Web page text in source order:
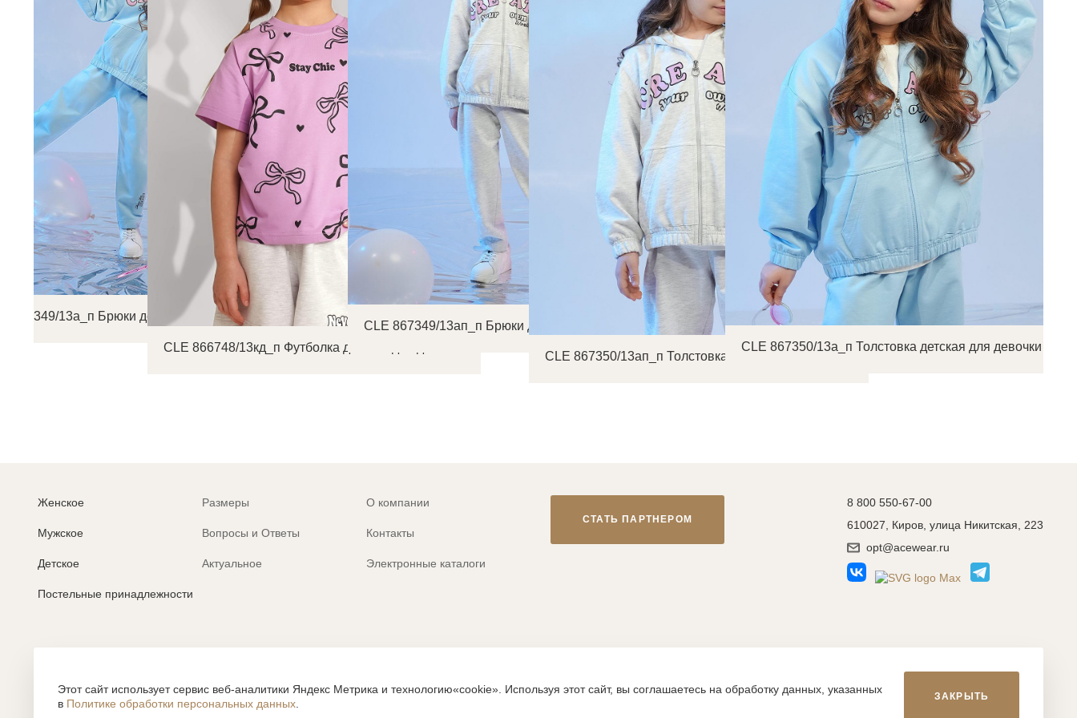
867349/13а_п Брюки детские для девочки
CLE 866748/13кд_п Футболка детская для девочки
CLE 867349/13ап_п Брюки детские для девочки
CLE 867350/13ап_п Толстовка детская для девочки
CLE 867350/13а_п Толстовка детская для девочки
Женское
Мужское
Детское
Постельные принадлежности
Размеры
Вопросы и Ответы
Актуальное
О компании
Контакты
Электронные каталоги
СТАТЬ ПАРТНЕРОМ
8 800 550-67-00
610027, Киров, улица Никитская, 223
opt@acewear.ru
Согласие на обработку персональных данных
Этот сайт использует сервис веб-аналитики Яндекс Метрика и технологию«cookie». Используя этот сайт, вы соглашаетесь на обработку данных, указанных
в Политике обработки персональных данных
ЗАКРЫТЬ